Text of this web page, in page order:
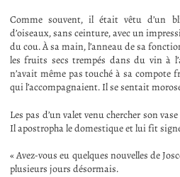
Comme souvent, il était vêtu d’un
d’oiseaux, sans ceinture, avec un
du cou. À sa main, l’anneau de sa
les fruits secs trempés dans du vin à
n’avait même pas touché à sa compote
qui l’accompagnaient. Il se sentait
Les pas d’un valet venu chercher son
Il apostropha le domestique et lui fit
« Avez-vous eu quelques nouvelles de
plusieurs jours désormais.